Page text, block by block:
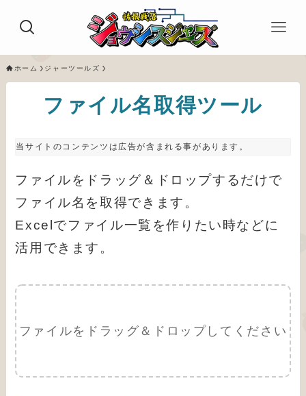
ホーム ジャーツールズ
ファイル名取得ツール
当サイトのコンテンツは広告が含まれる事があります。
ファイルをドラッグ＆ドロップするだけで
ファイル名を取得できます。
Excelでファイル一覧を作りたい時などに
活用できます。
ファイルをドラッグ＆ドロップしてください